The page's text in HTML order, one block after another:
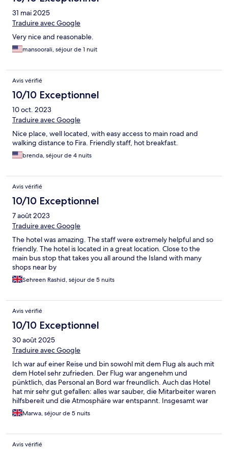
31 mai 2025
Traduire avec Google
Very nice and reasonable.
mansoorali, séjour de 1 nuit
Avis vérifié
10/10 Exceptionnel
10 oct. 2023
Traduire avec Google
Nice place, well located, with easy access to main road and
walking distance to Fira. Friendly staff, hot breakfast.
brenda, séjour de 4 nuits
Avis vérifié
10/10 Exceptionnel
7 août 2023
Traduire avec Google
The hotel was amazing. The staff were extremely helpful and so
friendly. The hotel is located in a great location. Close to the
main bus stop that takes you all around the Island with many
shops near by
Sehreen Rashid, séjour de 5 nuits
Avis vérifié
10/10 Exceptionnel
30 août 2025
Traduire avec Google
Ich war auf einer Reise und bin sowohl mit dem Flug als auch mit
dem Hotel sehr zufrieden. Der Flug war angenehm und
pünktlich, das Personal an Bord war freundlich. Auch das Hotel
hat mir sehr gut gefallen: alles war sauber, die Mitarbeiter waren
hilfsbereit und die Atmosphäre war entspannt. Insgesamt war
es eine wunderschöne Reise, die ich sehr gerne
weiterempfehle. Vielen Dank! Gebucht habe ich alles über
Marwa, séjour de 5 nuits
Avis vérifié